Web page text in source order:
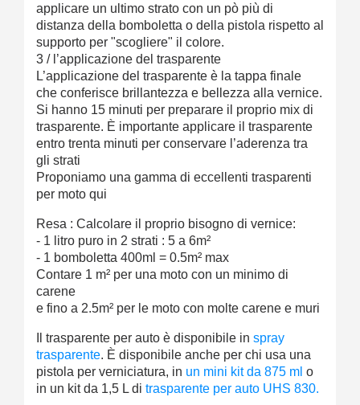
applicare un ultimo strato con un pò più di
distanza della bomboletta o della pistola rispetto al
supporto per "scogliere" il colore.
3 / l’applicazione del trasparente
L’applicazione del trasparente è la tappa finale
che conferisce brillantezza e bellezza alla vernice.
Si hanno 15 minuti per preparare il proprio mix di
trasparente. È importante applicare il trasparente
entro trenta minuti per conservare l’aderenza tra
gli strati
Proponiamo una gamma di eccellenti trasparenti
per moto qui
Resa : Calcolare il proprio bisogno di vernice:
- 1 litro puro in 2 strati : 5 a 6m²
- 1 bomboletta 400ml = 0.5m² max
Contare 1 m² per una moto con un minimo di
carene
e fino a 2.5m² per le moto con molte carene e muri
Il trasparente per auto è disponibile in spray
trasparente. È disponibile anche per chi usa una
pistola per verniciatura, in un mini kit da 875 ml o
in un kit da 1,5 L di trasparente per auto UHS 830.